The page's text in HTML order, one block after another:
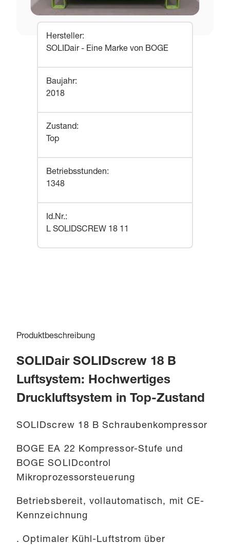
Hersteller:
SOLIDair - Eine Marke von BOGE
Baujahr:
2018
Zustand:
Top
Betriebsstunden:
1348
Id.Nr.:
L SOLIDSCREW 18 11
Produktbeschreibung
SOLIDair SOLIDscrew 18 B
Luftsystem: Hochwertiges
Druckluftsystem in Top-Zustand
SOLIDscrew 18 B Schraubenkompressor
BOGE EA 22 Kompressor-Stufe und
BOGE SOLIDcontrol
Mikroprozessorsteuerung
Betriebsbereit, vollautomatisch, mit CE-
Kennzeichnung
. Optimaler Kühl-Luftstrom über